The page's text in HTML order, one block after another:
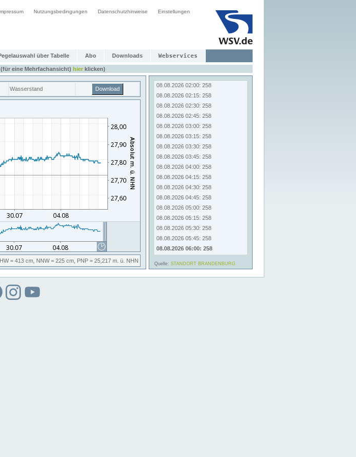
Nutzungsbedingungen Datenschutzhinweise Einstellungen
über Tabelle Abo Downloads Webservices
eine Mehrfachansicht) hierklicken)
Wasserstand Download
= 413 cm, NNW= 225 cm, PNP = 25,217 m. ü. NHN
08.08.2026 00:15: 258
08.08.2026 01:15: 258
08.08.2026 01:30: 258
08.08.2026 01:45: 258
08.08.2026 02:00: 258
08.08.2026 02:15: 258
08.08.2026 02:30: 258
08.08.2026 02:45: 258
08.08.2026 03:00: 258
08.08.2026 03:15: 258
08.08.2026 03:30: 258
08.08.2026 03:45: 258
08.08.2026 04:00: 258
08.08.2026 04:15: 258
08.08.2026 04:30: 258
08.08.2026 04:45: 258
08.08.2026 05:00: 258
08.08.2026 05:15: 258
08.08.2026 05:30: 258
08.08.2026 05:45: 258
08.08.2026 06:00: 258
Quelle: STANDORT BRANDENBURG